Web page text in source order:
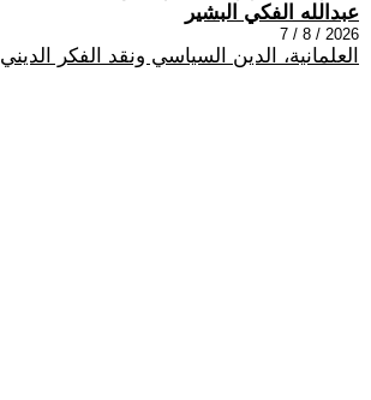
عبدالله الفكي البشير
2026 / 8 / 7
العلمانية، الدين السياسي ونقد الفكر الديني